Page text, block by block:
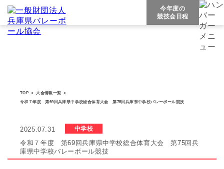
今年度の
競技会日程
TOP > 大会情報一覧
>
令和７年度 第69回兵庫県中学校総合体育大会 第75回兵庫県中学校バレーボール競技
2025.07.31 中学校
令和７年度 第69回兵庫県中学校総合体育大会 第75回兵
庫県中学校バレーボール競技